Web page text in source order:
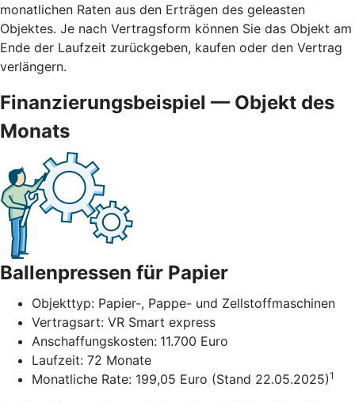
monatlichen Raten aus den Erträgen des geleasten
Objektes. Je nach Vertragsform können Sie das Objekt am
Ende der Laufzeit zurückgeben, kaufen oder den Vertrag
verlängern.
Finanzierungsbeispiel — Objekt des
Monats
Ballenpressen für Papier
Objekttyp: Papier-, Pappe- und Zellstoffmaschinen
Vertragsart: VR Smart express
Anschaffungskosten: 11.700 Euro
Laufzeit: 72 Monate
Monatliche Rate: 199,05 Euro (Stand 22.05.2025)1